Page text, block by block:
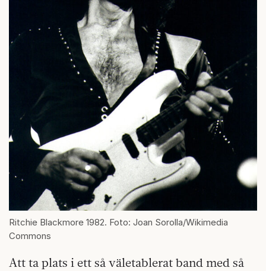
Ritchie Blackmore 1982. Foto: Joan Sorolla/Wikimedia
Commons
Att ta plats i ett så väletablerat band med så